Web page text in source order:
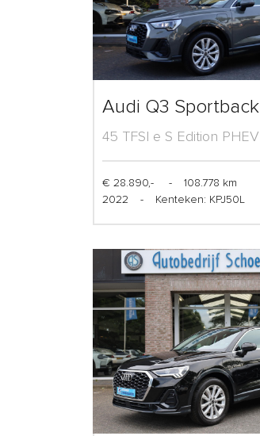
Audi Q3 Sportback
45 TFSI e S Edition PHEV
€ 28.890,- -
108.778 km
2022
- Kenteken: KPJ50L